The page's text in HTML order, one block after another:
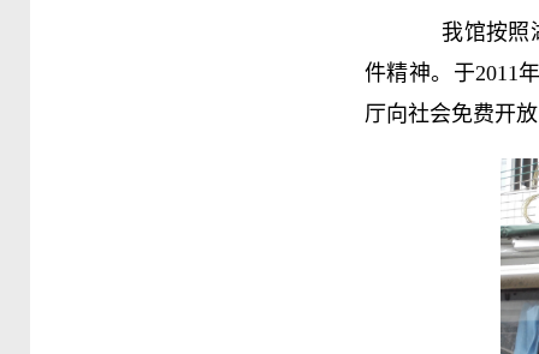
我馆按照湖
件精神。于2011
厅向社会免费开